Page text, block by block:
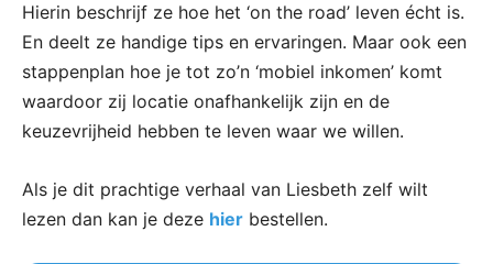
Hierin beschrijf ze hoe het ‘on the road’ leven écht is.
En deelt ze handige tips en ervaringen. Maar ook een
stappenplan hoe je tot zo’n ‘mobiel inkomen’ komt
waardoor zij locatie onafhankelijk zijn en de
keuzevrijheid hebben te leven waar we willen.
Als je dit prachtige verhaal van Liesbeth zelf wilt
lezen dan kan je deze hier bestellen.